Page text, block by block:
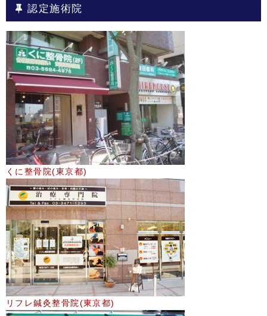
認定施術院
くに整骨院(東京都)
リフレ鍼灸整骨院(東京都)